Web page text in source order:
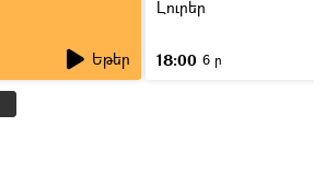
Եթեր
Լուրեր
18:00 6 ր